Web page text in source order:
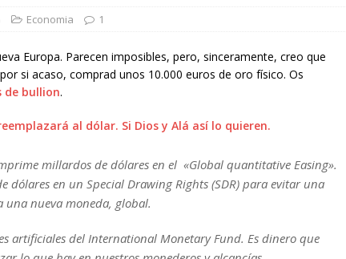
Economia 1
Europa. Parecen imposibles, pero, sinceramente, creo que
si acaso, comprad unos 10.000 euros de oro físico. Os
de bullion.
al dólar. Si Dios y Alá así lo quieren.
millardos de dólares en el «Global quantitative Easing».
dólares en un Special Drawing Rights (SDR) para evitar una
una nueva moneda, global.
artificiales del International Monetary Fund. Es dinero que